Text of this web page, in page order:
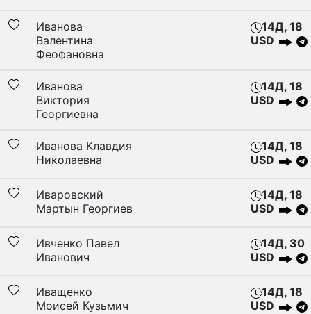
Иванова
Валентина
Феофановна
14Д, 18
USD
Иванова
Виктория
Георгиевна
14Д, 18
USD
Иванова Клавдия
Николаевна
14Д, 18
USD
Иваровский
Мартын Георгиев
14Д, 18
USD
Ивченко Павел
Иванович
14Д, 30
USD
Иващенко
Моисей Кузьмич
14Д, 18
USD